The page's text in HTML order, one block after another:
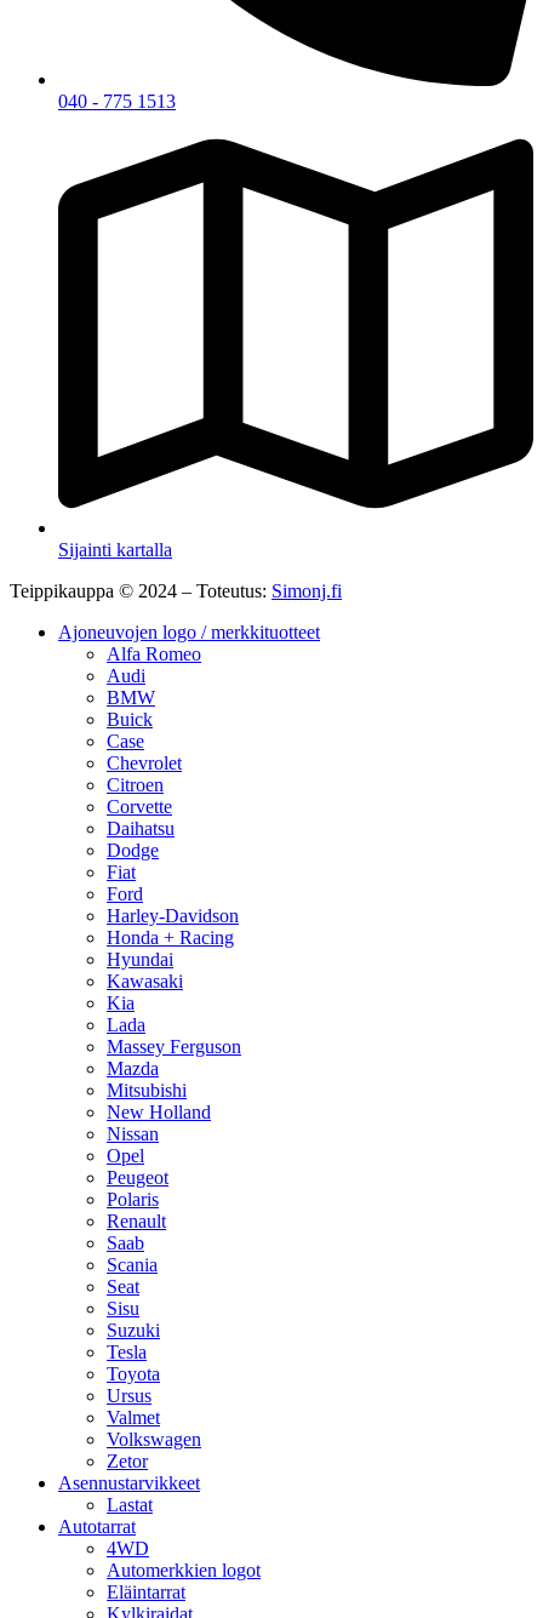
040 - 775 1513
Sijainti kartalla
Teippikauppa © 2024 – Toteutus: Simonj.fi
Ajoneuvojen logo / merkkituotteet
Alfa Romeo
Audi
BMW
Buick
Case
Chevrolet
Citroen
Corvette
Daihatsu
Dodge
Fiat
Ford
Harley-Davidson
Honda + Racing
Hyundai
Kawasaki
Kia
Lada
Massey Ferguson
Mazda
Mitsubishi
New Holland
Nissan
Opel
Peugeot
Polaris
Renault
Saab
Scania
Seat
Sisu
Suzuki
Tesla
Toyota
Ursus
Valmet
Volkswagen
Zetor
Asennustarvikkeet
Lastat
Autotarrat
4WD
Automerkkien logot
Eläintarrat